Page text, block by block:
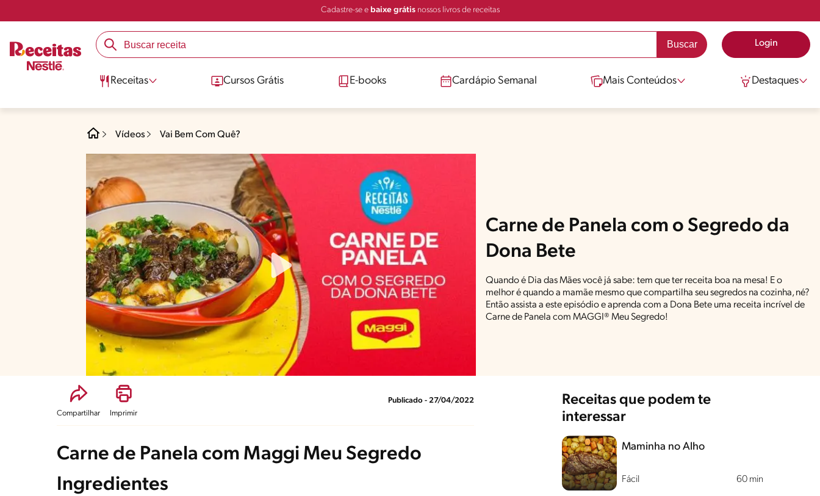
Cadastre-se e baixe grátisnossos livros de receitas
Login
Receitas Cursos Grátis E-books Cardápio Semanal Mais Conteúdos Destaques
Vídeos Vai Bem Com Quê?
Carne de Panela com o Segredo da
Dona Bete
Quando é Dia das Mães você já sabe: tem que ter receita boa na mesa! E o
melhor é quando a mamãe mesmo que compartilha seu segredos na cozinha, né?
Então assista a este episódio e aprenda com a Dona Bete uma receita incrível de
Carne de Panela com MAGGI® Meu Segredo!
Compartilhar Imprimir
Publicado - 27/04/2022
Carne de Panela com Maggi Meu Segredo
Ingredientes
Receitas que podem te
interessar
Fácil 60 min
Maminha no Alho